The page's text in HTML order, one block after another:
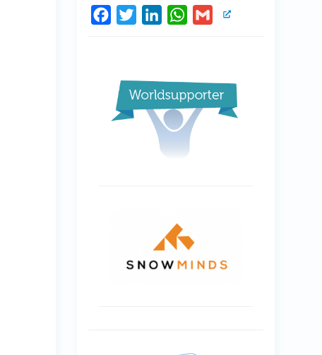
FacebookTwitterLinkedInWhatsApp
Gmail